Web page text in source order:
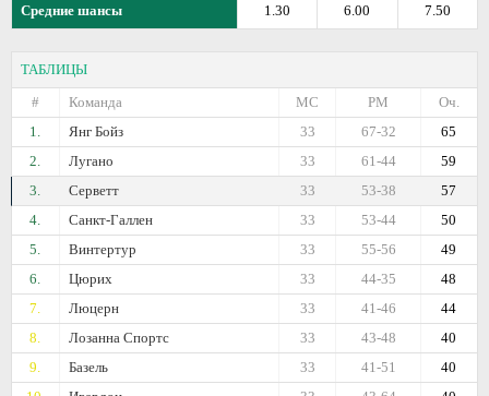
Средние шансы 7.50
6.00
1.30
ТАБЛИЦЫ
#
Команда Оч.
РМ
МС
1.
Янг Бойз 65
67-32
33
2.
Лугано 59
61-44
33
3.
Серветт 57
53-38
33
4.
Санкт-Галлен 50
53-44
33
5.
Винтертур 49
55-56
33
6.
Цюрих 48
44-35
33
7.
Люцерн 44
41-46
33
8.
Лозанна Спортс 40
43-48
33
9.
Базель 40
41-51
33